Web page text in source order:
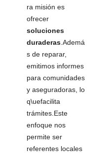
ra misión es
ofrecer
soluciones
duraderas.Ademá
s de reparar,
emitimos informes
para comunidades
y aseguradoras, lo
q\uefacilita
trámites.Este
enfoque nos
permite ser
referentes locales